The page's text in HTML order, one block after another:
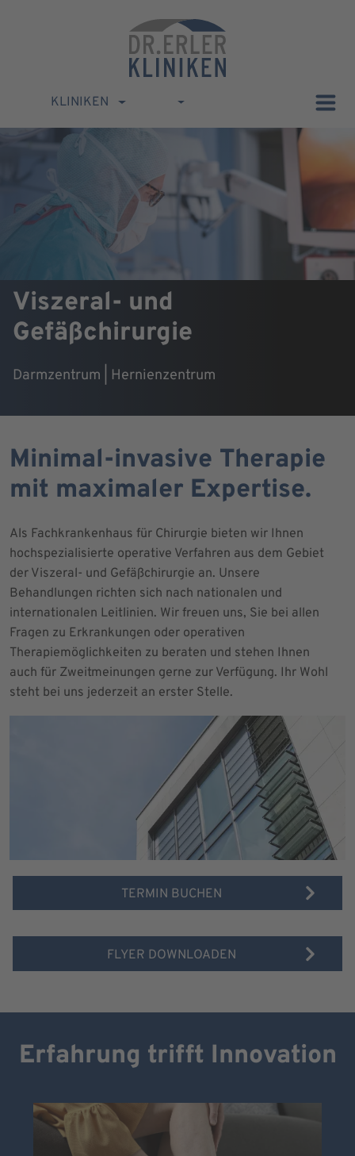
KLINIKEN
Viszeral- und
Gefäßchirurgie
Darmzentrum | Hernienzentrum
Minimal-invasive Therapie
mit maximaler Expertise.
Als Fachkrankenhaus für Chirurgie bieten wir Ihnen
hochspezialisierte operative Verfahren aus dem Gebiet
der Viszeral- und Gefäßchirurgie an. Unsere
Behandlungen richten sich nach nationalen und
internationalen Leitlinien. Wir freuen uns, Sie bei allen
Fragen zu Erkrankungen oder operativen
Therapiemöglichkeiten zu beraten und stehen Ihnen
auch für Zweitmeinungen gerne zur Verfügung. Ihr Wohl
steht bei uns jederzeit an erster Stelle.
TERMIN BUCHEN
FLYER DOWNLOADEN
Erfahrung trifft Innovation